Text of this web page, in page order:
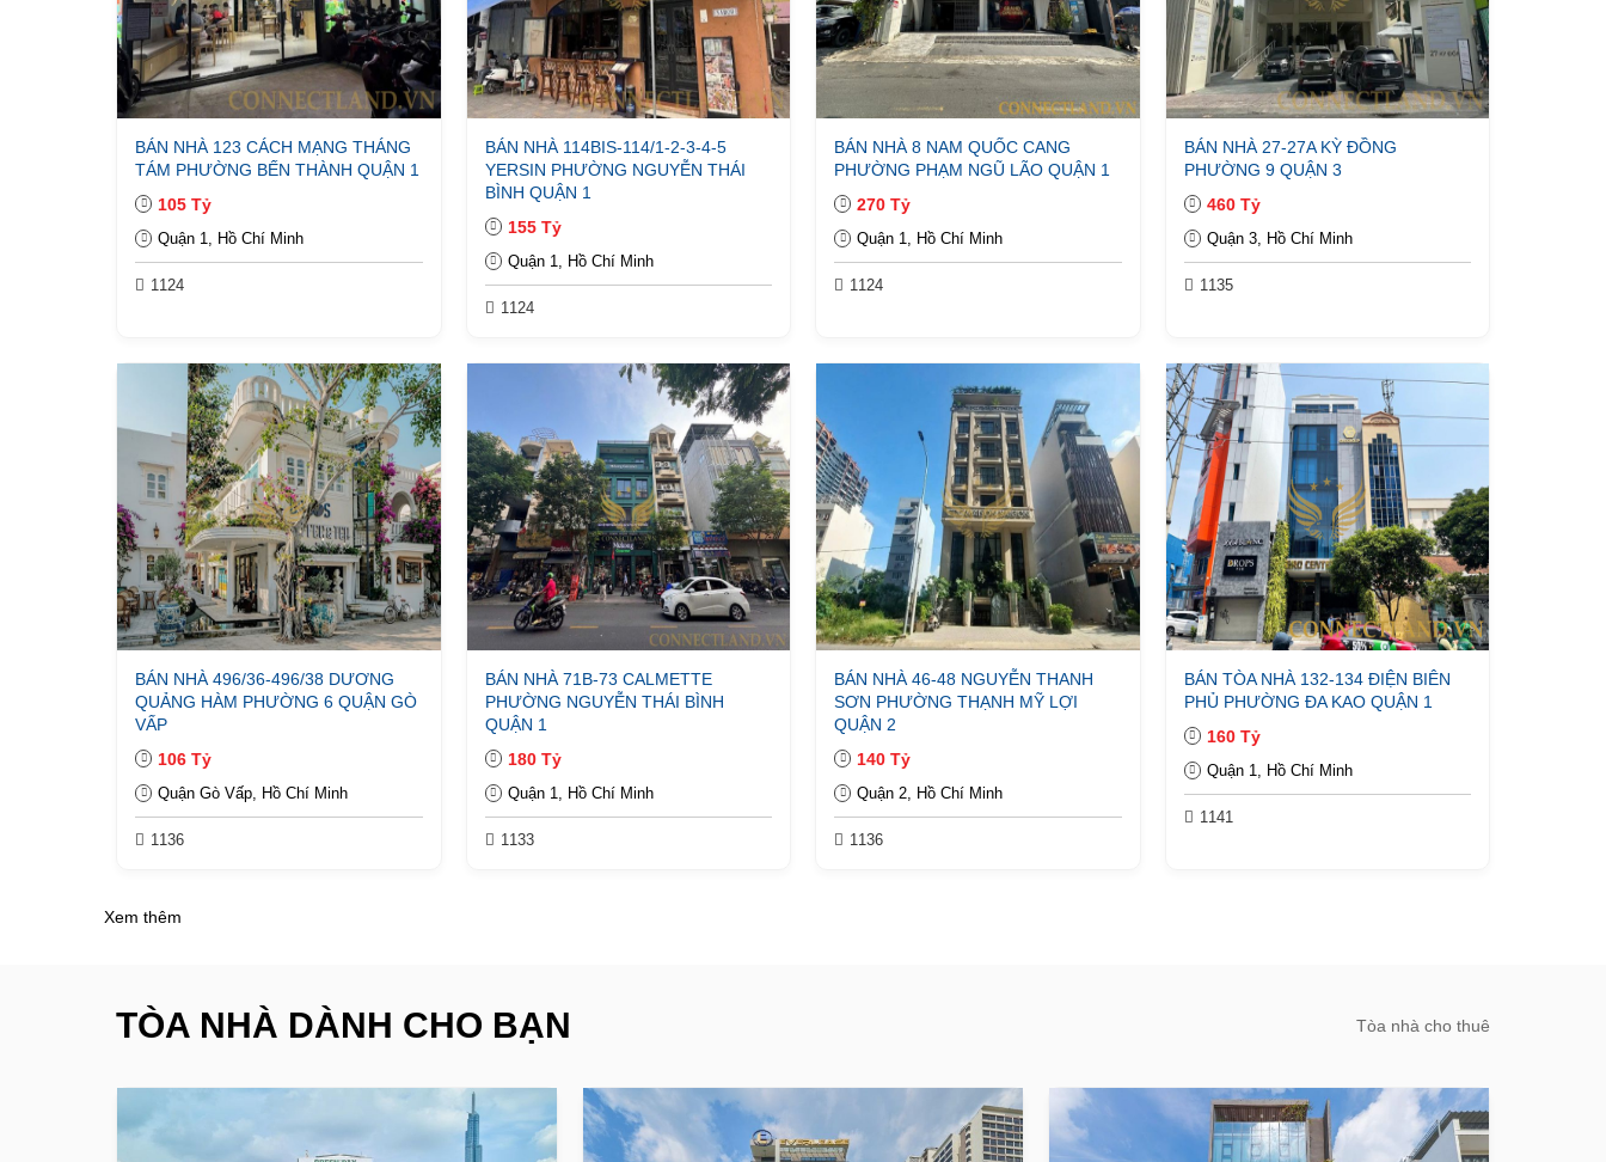
BÁN NHÀ 123 CÁCH MẠNG THÁNG
TÁM PHƯỜNG BẾN THÀNH QUẬN 1
105 Tỷ
Quận 1, Hồ Chí Minh
1124
BÁN NHÀ 114BIS-114/1-2-3-4-5
YERSIN PHƯỜNG NGUYỄN THÁI
BÌNH QUẬN 1
155 Tỷ
Quận 1, Hồ Chí Minh
1124
BÁN NHÀ 8 NAM QUỐC CANG
PHƯỜNG PHẠM NGŨ LÃO QUẬN 1
270 Tỷ
Quận 1, Hồ Chí Minh
1124
BÁN NHÀ 27-27A KỲ ĐỒNG
PHƯỜNG 9 QUẬN 3
460 Tỷ
Quận 3, Hồ Chí Minh
1135
BÁN NHÀ 496/36-496/38 DƯƠNG
QUẢNG HÀM PHƯỜNG 6 QUẬN GÒ
VẤP
106 Tỷ
Quận Gò Vấp, Hồ Chí Minh
1136
BÁN NHÀ 71B-73 CALMETTE
PHƯỜNG NGUYỄN THÁI BÌNH
QUẬN 1
180 Tỷ
Quận 1, Hồ Chí Minh
1133
BÁN NHÀ 46-48 NGUYỄN THANH
SƠN PHƯỜNG THẠNH MỸ LỢI
QUẬN 2
140 Tỷ
Quận 2, Hồ Chí Minh
1136
BÁN TÒA NHÀ 132-134 ĐIỆN BIÊN
PHỦ PHƯỜNG ĐA KAO QUẬN 1
160 Tỷ
Quận 1, Hồ Chí Minh
1141
Xem thêm
TÒA NHÀ DÀNH CHO BẠN Tòa nhà cho thuê